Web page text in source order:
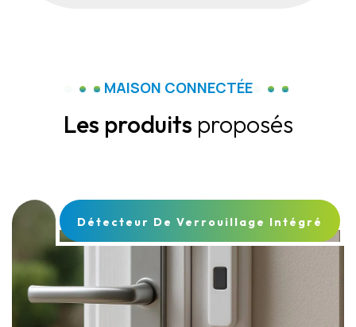
MAISON CONNECTÉE
Les produits proposés
Détecteur De Verrouillage Intégré